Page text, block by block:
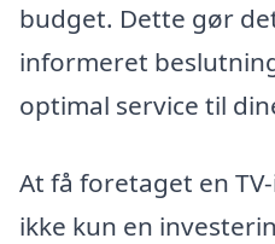
budget. Dette gør
informeret
optimal service til
At få foretaget en
ikke kun en